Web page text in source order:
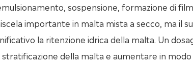
sospensione, formazione di
importante in malta mista a secco, ma il
la ritenzione idrica della malta. Un
della malta e aumentare in